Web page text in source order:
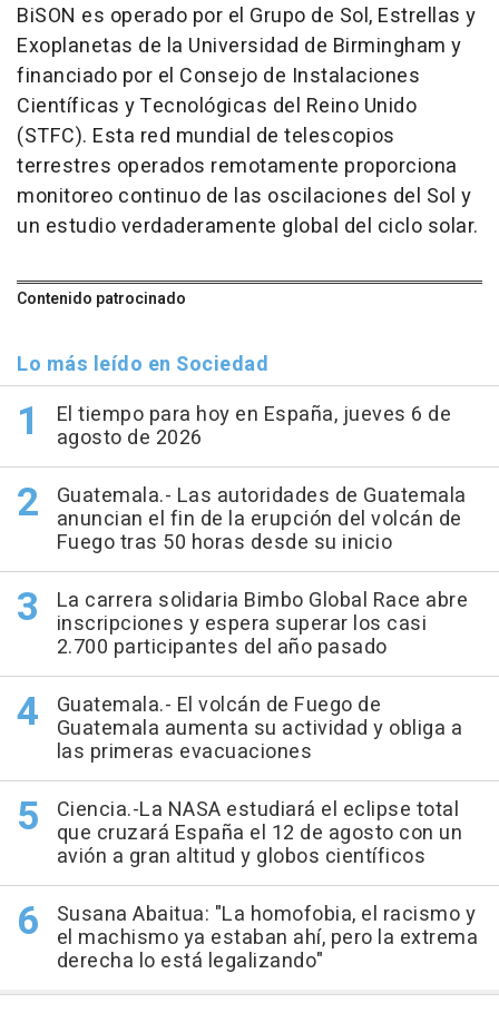
BiSON es operado por el Grupo de Sol, Estrellas y
Exoplanetas de la Universidad de Birmingham y
financiado por el Consejo de Instalaciones
Científicas y Tecnológicas del Reino Unido
(STFC). Esta red mundial de telescopios
terrestres operados remotamente proporciona
monitoreo continuo de las oscilaciones del Sol y
un estudio verdaderamente global del ciclo solar.
Contenido patrocinado
Lo más leído en Sociedad
El tiempo para hoy en España, jueves 6 de
agosto de 2026
Guatemala.- Las autoridades de Guatemala
anuncian el fin de la erupción del volcán de
Fuego tras 50 horas desde su inicio
La carrera solidaria Bimbo Global Race abre
inscripciones y espera superar los casi
2.700 participantes del año pasado
Guatemala.- El volcán de Fuego de
Guatemala aumenta su actividad y obliga a
las primeras evacuaciones
Ciencia.-La NASA estudiará el eclipse total
que cruzará España el 12 de agosto con un
avión a gran altitud y globos científicos
Susana Abaitua: "La homofobia, el racismo y
el machismo ya estaban ahí, pero la extrema
derecha lo está legalizando"